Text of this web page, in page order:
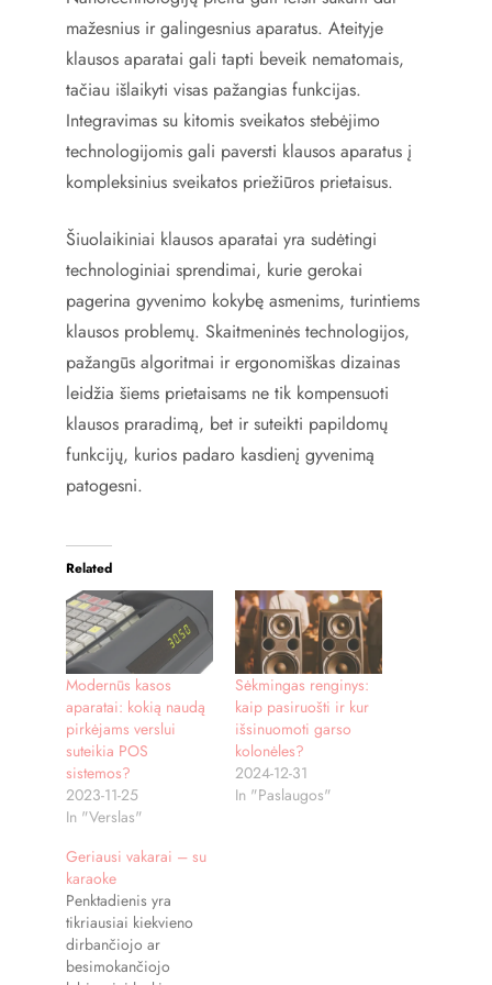
mažesnius ir galingesnius aparatus. Ateityje
klausos aparatai gali tapti beveik nematomais,
tačiau išlaikyti visas pažangias funkcijas.
Integravimas su kitomis sveikatos stebėjimo
technologijomis gali paversti klausos aparatus į
kompleksinius sveikatos priežiūros prietaisus.
Šiuolaikiniai klausos aparatai yra sudėtingi
technologiniai sprendimai, kurie gerokai
pagerina gyvenimo kokybę asmenims, turintiems
klausos problemų. Skaitmeninės technologijos,
pažangūs algoritmai ir ergonomiškas dizainas
leidžia šiems prietaisams ne tik kompensuoti
klausos praradimą, bet ir suteikti papildomų
funkcijų, kurios padaro kasdienį gyvenimą
patogesni.
Related
Modernūs kasos
aparatai: kokią naudą
pirkėjams verslui
suteikia POS
sistemos?
2023-11-25
In "Verslas"
Sėkmingas renginys:
kaip pasiruošti ir kur
išsinuomoti garso
kolonėles?
2024-12-31
In "Paslaugos"
Geriausi vakarai – su
karaoke
Penktadienis yra
tikriausiai kiekvieno
dirbančiojo ar
besimokančiojo